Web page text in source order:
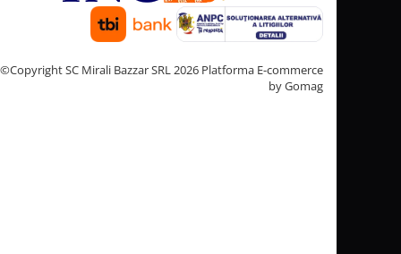
©Copyright SC Mirali Bazzar SRL 2026 Platforma E-commerce
by Gomag